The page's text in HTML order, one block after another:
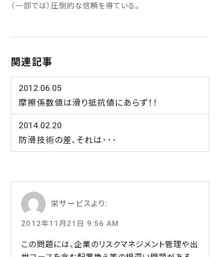
（一部では）圧倒的な信頼を得ている。
関連記事
2012.06.05
摩擦係数値は滑り抵抗値にあらず！！
2014.02.20
防滑技術の差、それは･･･
栄サービスより:
2012年11月21日 9:56 AM
この問題には、企業のリスクマネジメント管理や出